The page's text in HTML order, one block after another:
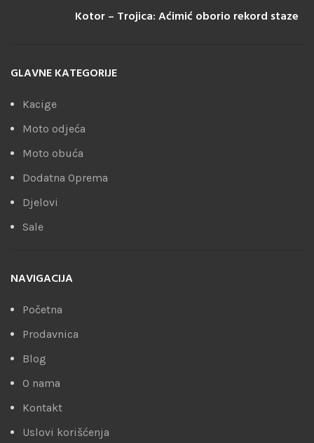
Kotor – Trojica: Aćimić oborio rekord staze
GLAVNE KATEGORIJE
Kacige
Moto odjeća
Moto obuća
Dodatna Oprema
Djelovi
Sale
NAVIGACIJA
Početna
Prodavnica
Blog
O nama
Kontakt
Uslovi korišćenja